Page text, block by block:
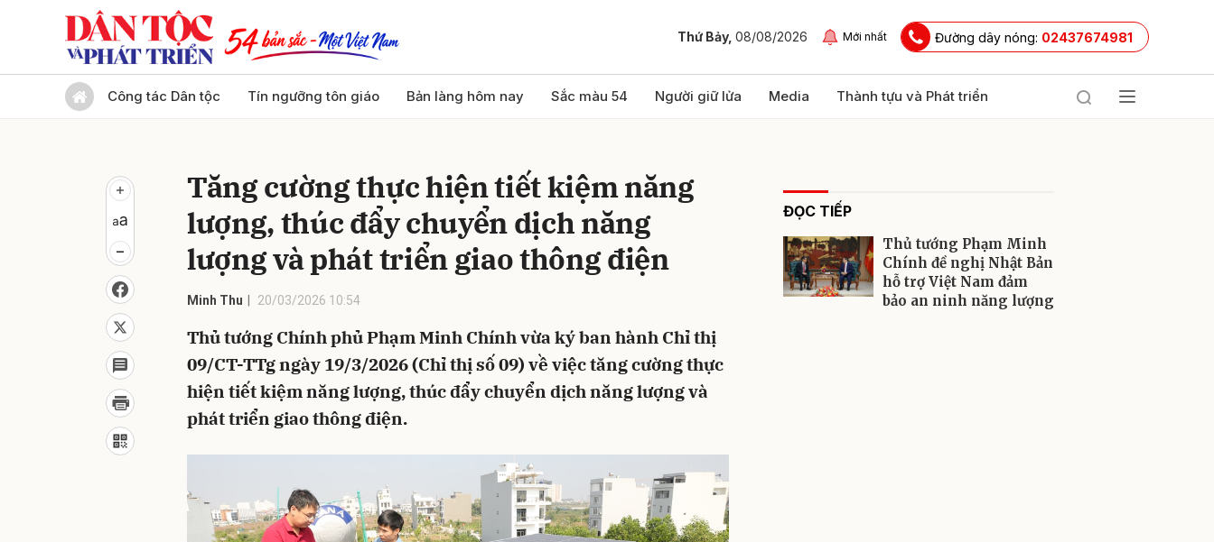
Thứ Bảy, 08/08/2026 Mới nhất Đường dây nóng: 02437674981
Công tác Dân tộc Tín ngưỡng tôn giáo Bản làng hôm nay Sắc màu 54 Người giữ lửa Media Thành tựu và Phát triển
Tăng cường thực hiện tiết kiệm năng
lượng, thúc đẩy chuyển dịch năng
lượng và phát triển giao thông điện
Minh Thu 20/03/2026 10:54
Thủ tướng Chính phủ Phạm Minh Chính vừa ký ban hành Chỉ thị
09/CT-TTg ngày 19/3/2026 (Chỉ thị số 09) về việc tăng cường thực
hiện tiết kiệm năng lượng, thúc đẩy chuyển dịch năng lượng và
phát triển giao thông điện.
ĐỌC TIẾP
Thủ tướng Phạm Minh
Chính đề nghị Nhật Bản
hỗ trợ Việt Nam đảm
bảo an ninh năng lượng
Gửi bình luận
Gửi